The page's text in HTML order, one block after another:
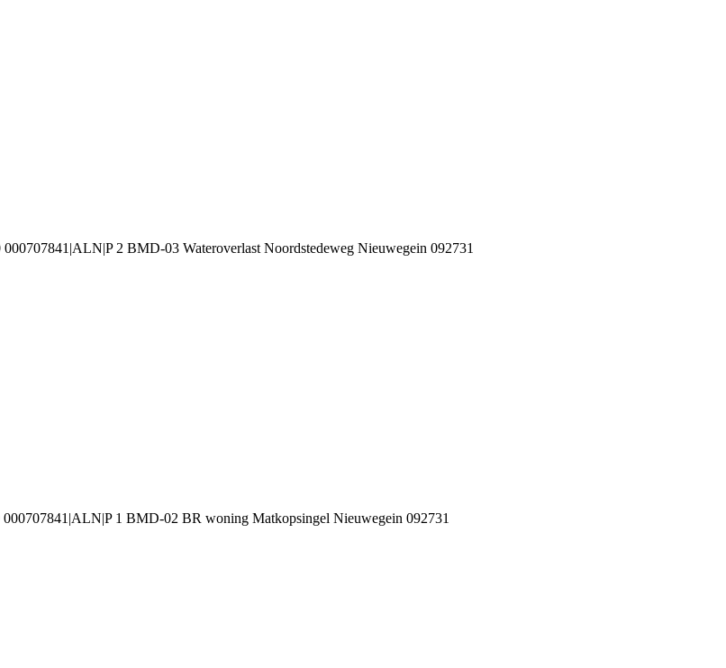
2 BMD-03 Wateroverlast Noordstedeweg Nieuwegein 092731
1 BMD-02 BR woning Matkopsingel Nieuwegein 092731